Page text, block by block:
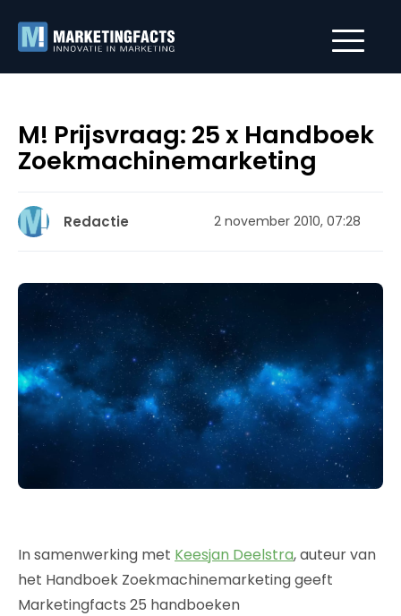
M! Prijsvraag: 25 x Handboek
Zoekmachinemarketing
Redactie 2 november 2010, 07:28
In samenwerking met Keesjan Deelstra, auteur van
het Handboek Zoekmachinemarketing geeft
Marketingfacts 25 handboeken